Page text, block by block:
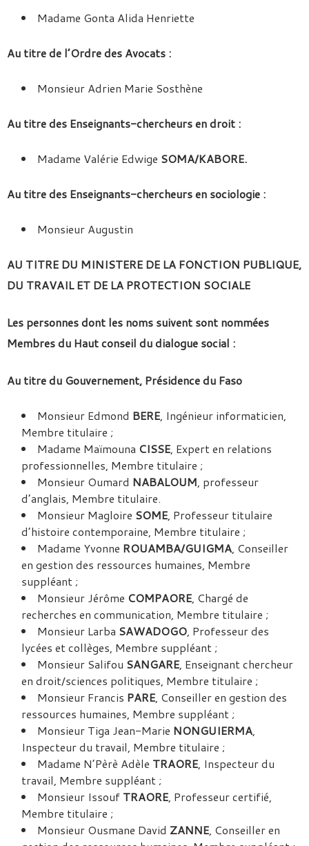
Madame Gonta Alida Henriette
Au titre de l’Ordre des Avocats :
Monsieur Adrien Marie Sosthène
Au titre des Enseignants-chercheurs en droit :
Madame Valérie Edwige SOMA/KABORE.
Au titre des Enseignants-chercheurs en sociologie :
Monsieur Augustin
AU TITRE DU MINISTERE DE LA FONCTION PUBLIQUE,
DU TRAVAIL ET DE LA PROTECTION SOCIALE
Les personnes dont les noms suivent sont nommées
Membres du Haut conseil du dialogue social :
Au titre du Gouvernement, Présidence du Faso
Monsieur Edmond BERE, Ingénieur informaticien,
Membre titulaire ;
Madame Maïmouna CISSE, Expert en relations
professionnelles, Membre titulaire ;
Monsieur Oumard NABALOUM, professeur
d’anglais, Membre titulaire.
Monsieur Magloire SOME, Professeur titulaire
d’histoire contemporaine, Membre titulaire ;
Madame Yvonne ROUAMBA/GUIGMA, Conseiller
en gestion des ressources humaines, Membre
suppléant ;
Monsieur Jérôme COMPAORE, Chargé de
recherches en communication, Membre titulaire ;
Monsieur Larba SAWADOGO, Professeur des
lycées et collèges, Membre suppléant ;
Monsieur Salifou SANGARE, Enseignant chercheur
en droit/sciences politiques, Membre titulaire ;
Monsieur Francis PARE, Conseiller en gestion des
ressources humaines, Membre suppléant ;
Monsieur Tiga Jean-Marie NONGUIERMA,
Inspecteur du travail, Membre titulaire ;
Madame N’Pèrè Adèle TRAORE, Inspecteur du
travail, Membre suppléant ;
Monsieur Issouf TRAORE, Professeur certifié,
Membre titulaire ;
Monsieur Ousmane David ZANNE, Conseiller en